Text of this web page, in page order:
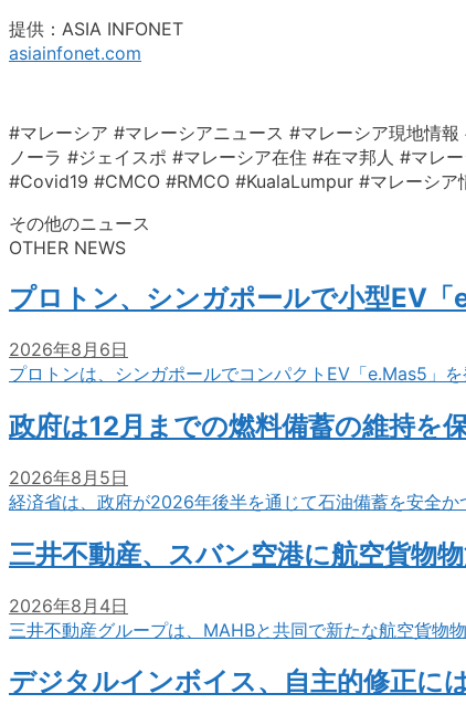
提供：ASIA INFONET
asiainfonet.com
#マレーシア #マレーシアニュース #マレーシア現地情
ノーラ #ジェイスポ #マレーシア在住 #在マ邦人 #マ
#Covid19 #CMCO #RMCO #KualaLumpur #マレーシ
その他のニュース
OTHER NEWS
プロトン、シンガポールで小型EV
2026年8月6日
プロトンは、シンガポールでコンパクトEV「e.Mas5」
政府は12月までの燃料備蓄の維持を
2026年8月5日
経済省は、政府が2026年後半を通じて石油備蓄を安全
三井不動産、スバン空港に航空貨物
2026年8月4日
三井不動産グループは、MAHBと共同で新たな航空貨物
デジタルインボイス、自主的修正に